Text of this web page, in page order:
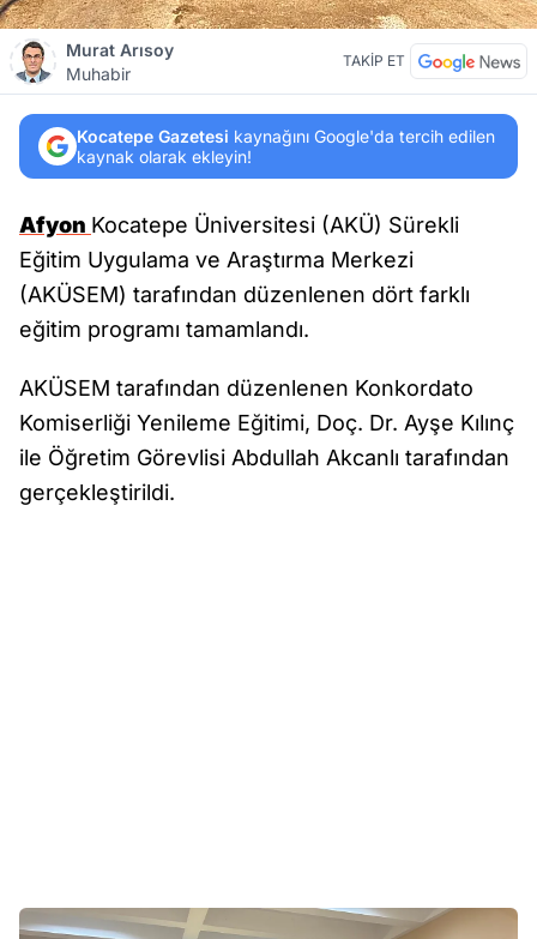
Murat Arısoy
Muhabir
TAKİP ET
Kocatepe Gazetesi kaynağını Google'da tercih edilen
kaynak olarak ekleyin!
Afyon Kocatepe Üniversitesi (AKÜ) Sürekli
Eğitim Uygulama ve Araştırma Merkezi
(AKÜSEM) tarafından düzenlenen dört farklı
eğitim programı tamamlandı.
AKÜSEM tarafından düzenlenen Konkordato
Komiserliği Yenileme Eğitimi, Doç. Dr. Ayşe Kılınç
ile Öğretim Görevlisi Abdullah Akcanlı tarafından
gerçekleştirildi.